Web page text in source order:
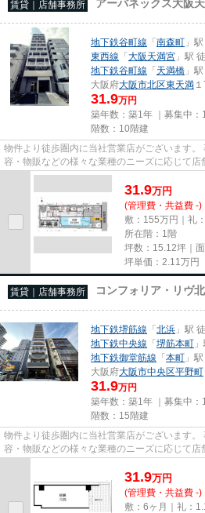
賃貸｜店舗事務所 アーバネックス大阪
地下鉄谷町線 「南森町 」
東西線 「大阪天満宮 」駅
地下鉄谷町線 「天満橋 」
大阪府大阪市北区東天満
31.9万円
築年数：築1年 ｜募集中：
階数：10階建
物件より徒歩圏内に当社営業店がございます
容・物販などの様々な業種のニーズに応じて店
尚、弊社ではおとり広告は一切...
31.9万円
(管理費・共益費 -)
敷：155万円｜礼
所在階：1階
坪数：15.12坪｜
坪単価： 2.11 万円
賃貸｜店舗事務所 コンフォリア・リヴ
地下鉄堺筋線 「北浜 」駅
地下鉄中央線 「堺筋本町
地下鉄御堂筋線 「本町 」
大阪府大阪市中央区平野町
31.9万円
築年数：築1年 ｜募集中：
階数：15階建
物件より徒歩圏内に当社営業店がございます
容・物販などの様々な業種のニーズに応じて店
尚、弊社ではおとり広告は一切...
31.9万円
(管理費・共益費 -)
敷：6ヶ月｜礼：